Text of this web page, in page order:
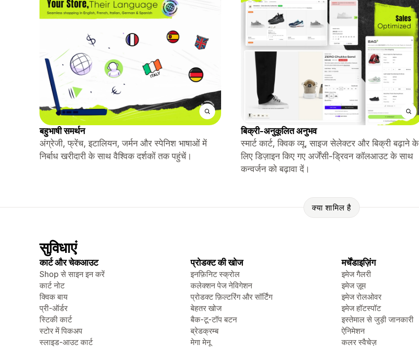
बहुभाषी समर्थन
अंग्रेजी, फ्रेंच, इटालियन, जर्मन और स्पेनिश भाषाओं में
निर्बाध खरीदारी के साथ वैश्विक दर्शकों तक पहुंचें।
बिक्री-अनुकूलित अनुभव
स्मार्ट कार्ट, क्विक व्यू, साइज सेलेक्टर और बिक्री बढ़ाने के
लिए डिज़ाइन किए गए अर्जेंसी-ड्रिवन कॉलआउट के साथ
कन्वर्जन को बढ़ावा दें।
क्या शामिल है
सुविधाएं
कार्ट और चेकआउट
Shop से साइन इन करें
कार्ट नोट
क्विक बाय
प्री-ऑर्डर
स्टिकी कार्ट
स्टोर में पिकअप
स्लाइड-आउट कार्ट
प्रोडक्ट की खोज
इनफ़िनिट स्क्रोल
कलेक्शन पेज नेविगेशन
प्रोडक्ट फ़िल्टरिंग और सॉर्टिंग
बेहतर खोज
बैक-टू-टॉप बटन
ब्रेडक्रम्ब
मेगा मेनू
मर्चेंडाइज़िंग
इमेज गैलरी
इमेज ज़ूम
इमेज रोलओवर
इमेज हॉटस्पॉट
इस्तेमाल से जुड़ी जानकारी
ऐनिमेशन
कलर स्वैचेज़